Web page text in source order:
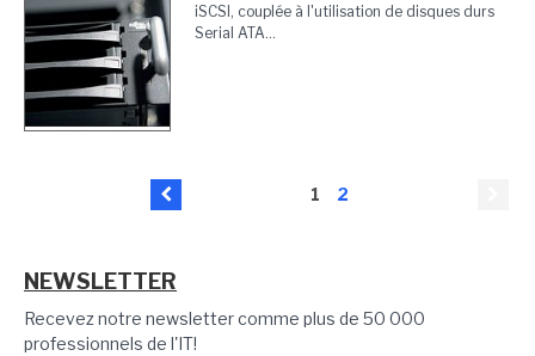
iSCSI, couplée à l'utilisation de disques durs
Serial ATA...
1 2
NEWSLETTER
Recevez notre newsletter comme plus de 50 000
professionnels de l'IT!